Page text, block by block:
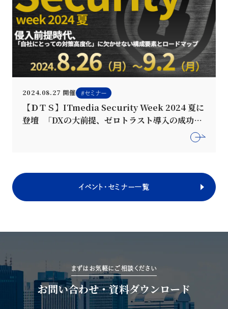
2024.08.27 開催 セミナー
【ＤＴＳ】ITmedia Security Week 2024 夏に
登壇 「DXの大前提、ゼロトラスト導入の成功戦
イベント・セミナー一覧
まずはお気軽にご相談ください
お問い合わせ・資料ダウンロード